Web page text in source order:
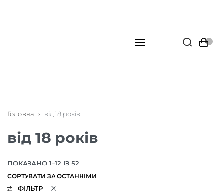
Головна › від 18 років
від 18 років
ПОКАЗАНО 1–12 ІЗ 52
ФІЛЬТР